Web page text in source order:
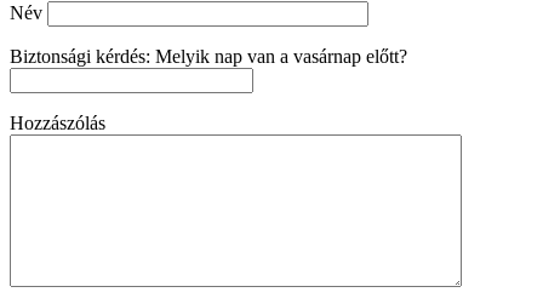
Név
Biztonsági kérdés: Melyik nap van a vasárnap előtt?
Hozzászólás